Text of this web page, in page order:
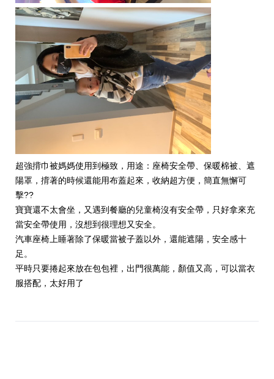
超強揹巾被媽媽使用到極致，用途：座椅安全帶、保暖棉被、遮
陽罩，揹著的時候還能用布蓋起來，收納超方便，簡直無懈可
擊??
寶寶還不太會坐，又遇到餐廳的兒童椅沒有安全帶，只好拿來充
當安全帶使用，沒想到很理想又安全。
汽車座椅上睡著除了保暖當被子蓋以外，還能遮陽，安全感十
足。
平時只要捲起來放在包包裡，出門很萬能，顏值又高，可以當衣
服搭配，太好用了